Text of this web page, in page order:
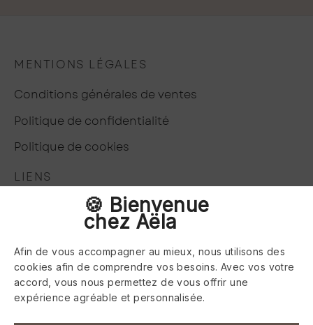
🍪 Bienvenue
chez Aëla
Afin de vous accompagner au mieux, nous utilisons des
cookies afin de comprendre vos besoins. Avec vos votre
accord, vous nous permettez de vous offrir une
expérience agréable et personnalisée.
MENTIONS LÉGALES
Conditions générales de ventes
Politique de confidentialité
Politique de cookies
LIENS
Réservez un rendez-vous
Questions fréquentes
SUIVEZ-NOUS